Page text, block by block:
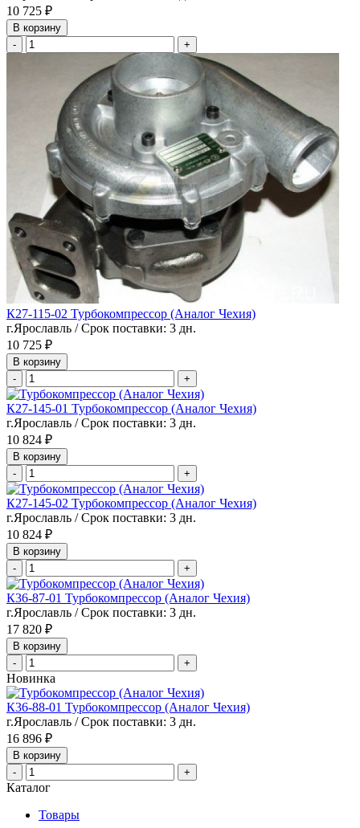
10 725 ₽
В корзину
-
+
К27-115-02 Турбокомпрессор (Аналог Чехия)
г.Ярославль / Срок поставки: 3 дн.
10 725 ₽
В корзину
-
+
К27-145-01 Турбокомпрессор (Аналог Чехия)
г.Ярославль / Срок поставки: 3 дн.
10 824 ₽
В корзину
-
+
К27-145-02 Турбокомпрессор (Аналог Чехия)
г.Ярославль / Срок поставки: 3 дн.
10 824 ₽
В корзину
-
+
К36-87-01 Турбокомпрессор (Аналог Чехия)
г.Ярославль / Срок поставки: 3 дн.
17 820 ₽
В корзину
-
+
Новинка
К36-88-01 Турбокомпрессор (Аналог Чехия)
г.Ярославль / Срок поставки: 3 дн.
16 896 ₽
В корзину
-
+
Каталог
Товары